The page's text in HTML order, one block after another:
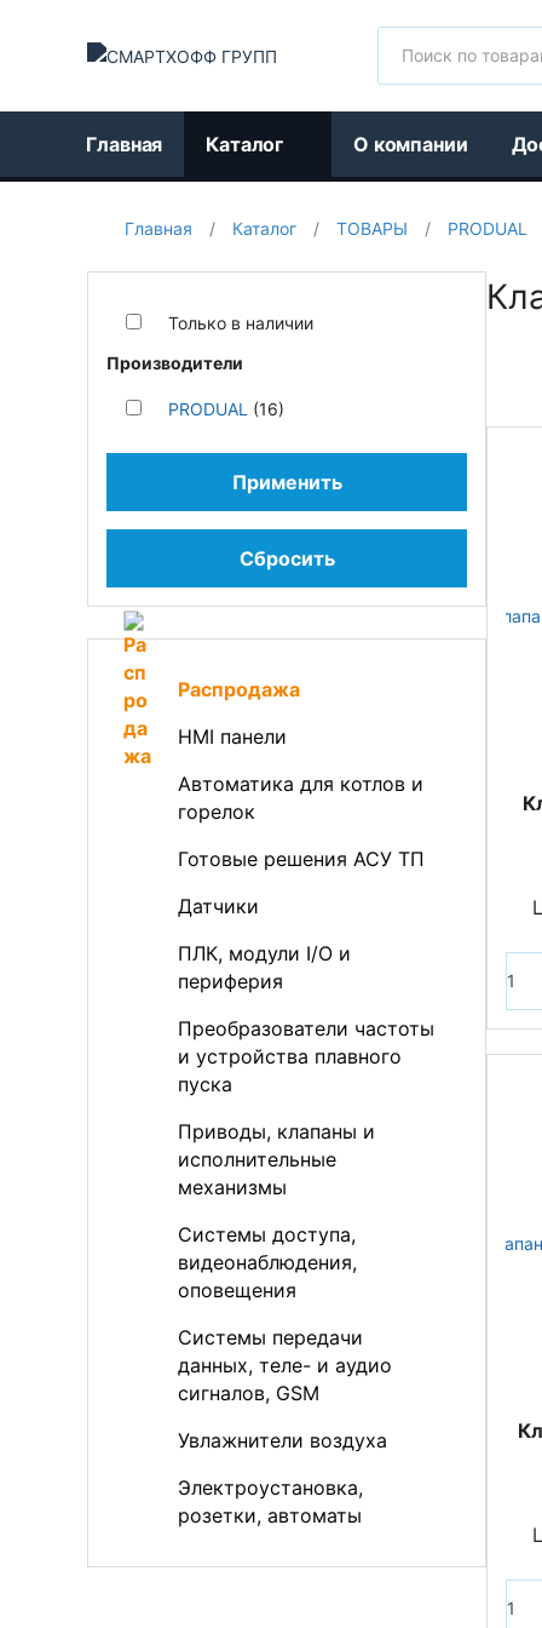
Главная Каталог О компании
Главная / Каталог / ТОВАРЫ / PRODUAL
Только в наличии
Производители
PRODUAL (16)
Применить
Сбросить
Распродажа
HMI панели
Автоматика для котлов и
горелок
Готовые решения АСУ ТП
Датчики
ПЛК, модули I/O и
периферия
Преобразователи частоты
и устройства плавного
пуска
Приводы, клапаны и
исполнительные
механизмы
Системы доступа,
видеонаблюдения,
оповещения
Системы передачи
данных, теле- и аудио
сигналов, GSM
Увлажнители воздуха
Электроустановка,
розетки, автоматы